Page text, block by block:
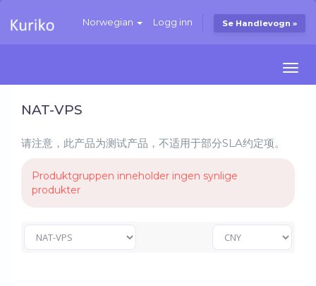
Norwegian Logg inn Se Handlevogn »
NAT-VPS
请注意，此产品为测试产品，不适用于部分SLA约定项。
Produktgruppen inneholder ingen synlige
produkter